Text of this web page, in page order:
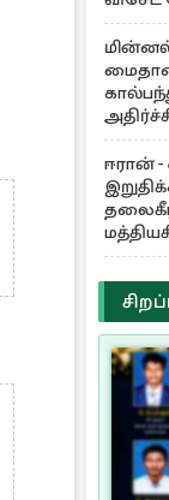
ஈரான்
பங்கு